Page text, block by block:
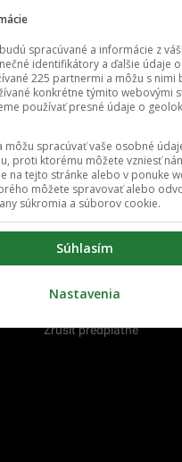
a nechcené kusy
Redakcia
Zrušiť predplatné
spracúvané a informácie z
identifikátory a ďalšie údaje
225 partnermi a môžu s nimi
konkrétne týmito webovými
používať presné údaje o
spracúvať vaše osobné
proti ktorému môžete vzniesť
na tejto stránke alebo v ponuke
môžete spravovať alebo
súkromia a súborov cookie.
Súhlasím
Nastavenia